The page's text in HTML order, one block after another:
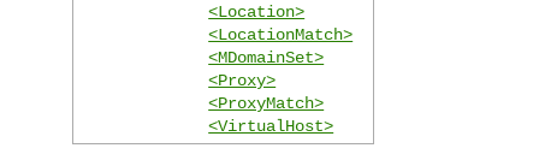
<Location>
<LocationMatch>
<MDomainSet>
<Proxy>
<ProxyMatch>
<VirtualHost>